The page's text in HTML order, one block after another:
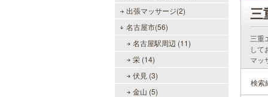
出張マッサージ(2)
名古屋市(56)
名古屋駅周辺 (11)
栄 (14)
伏見 (3)
金山 (5)
三
三重
して
マッ
検索